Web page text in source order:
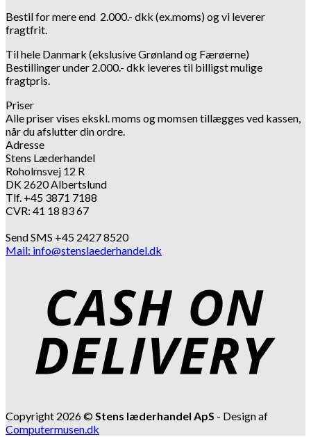
Bestil for mere end 2.000.- dkk (ex.moms) og vi leverer
fragtfrit.
Til hele Danmark (ekslusive Grønland og Færøerne)
Bestillinger under 2.000.- dkk leveres til billigst mulige
fragtpris.
Priser
Alle priser vises ekskl. moms og momsen tillægges ved kassen,
når du afslutter din ordre.
Adresse
Stens Læderhandel
Roholmsvej 12 R
DK 2620 Albertslund
Tlf. +45 3871 7188
CVR: 41 18 83 67
Send SMS +45 2427 8520
Mail: info@stenslaederhandel.dk
Copyright 2026 © Stens læderhandel ApS - Design af
Computermusen.dk